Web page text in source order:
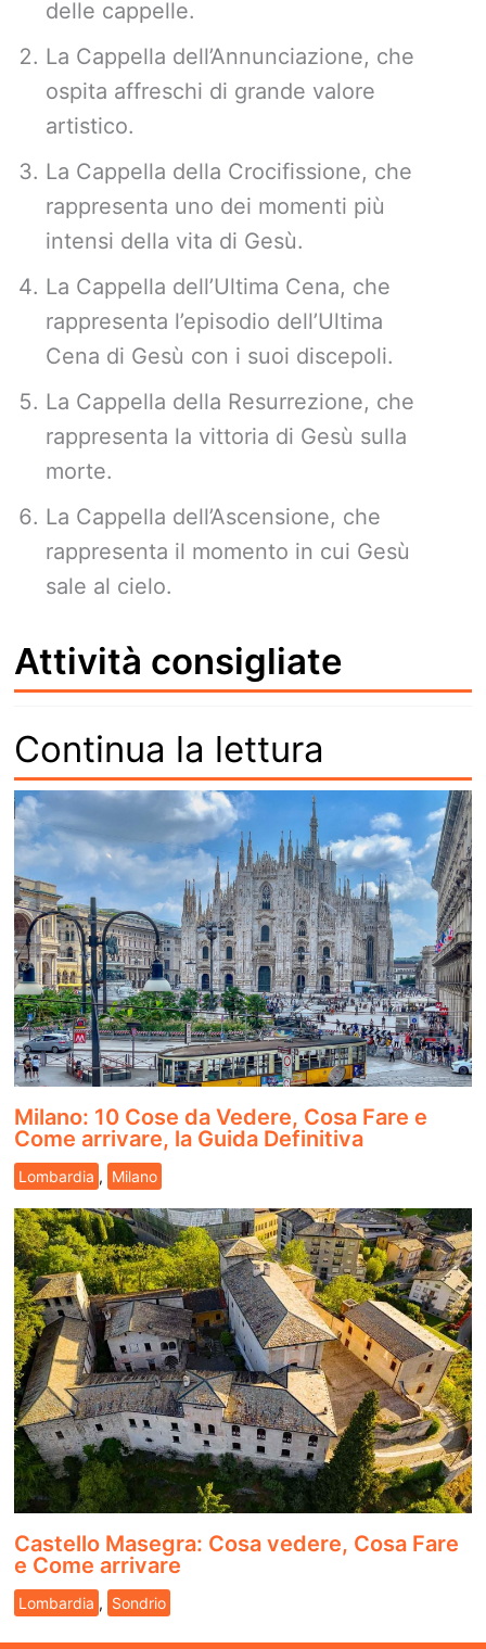
delle cappelle.
La Cappella dell’Annunciazione, che
ospita affreschi di grande valore
artistico.
La Cappella della Crocifissione, che
rappresenta uno dei momenti più
intensi della vita di Gesù.
La Cappella dell’Ultima Cena, che
rappresenta l’episodio dell’Ultima
Cena di Gesù con i suoi discepoli.
La Cappella della Resurrezione, che
rappresenta la vittoria di Gesù sulla
morte.
La Cappella dell’Ascensione, che
rappresenta il momento in cui Gesù
sale al cielo.
Attività consigliate
Continua la lettura
Milano: 10 Cose da Vedere, Cosa Fare e
Come arrivare, la Guida Definitiva
Lombardia , Milano
Castello Masegra: Cosa vedere, Cosa Fare
e Come arrivare
Lombardia , Sondrio